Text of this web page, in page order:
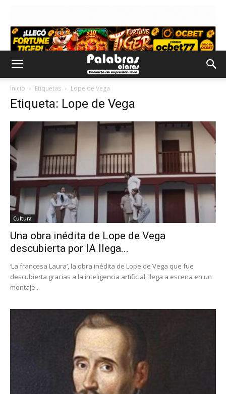
Inicio Etiquetas Lope de Vega
Etiqueta: Lope de Vega
Cultura
Una obra inédita de Lope de Vega
descubierta por IA llega...
‘La francesa Laura‘, la obra inédita de Lope de Vega que fue
descubierta gracias a la inteligencia artificial, llega a escena en un
montaje...